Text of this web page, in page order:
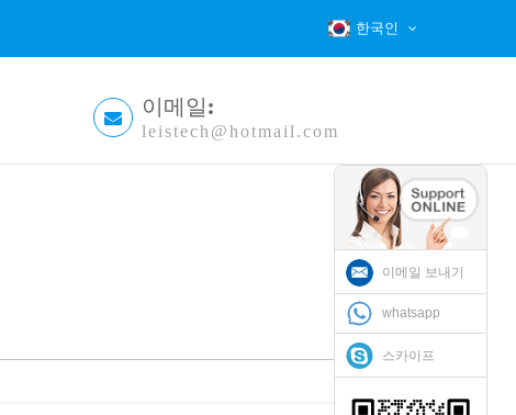
한국인
이메일:
leistech@hotmail.com
이메일 보내기
whatsapp
스카이프